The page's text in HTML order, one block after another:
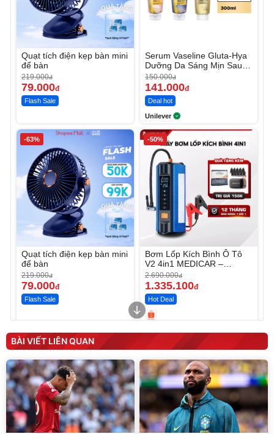
Quạt tích điện kẹp bàn mini
để bàn
219.000đ
79.000đ
Flash Sale
Serum Vaseline Gluta-Hya
Dưỡng Da Sáng Mịn Sau 7
Ngày
150.000đ
141.000đ
Deal hot
Unilever
-63%
Quạt tích điện kẹp bàn mini
để bàn
219.000đ
79.000đ
Flash Sale
-50%
Bơm Lốp Kích Bình Ô Tô
V2 4in1 MEDICAR –
12.000mAh
2.690.000đ
1.335.100đ
Hot Deal
Máy ép chậm trái cây
Elmich JEE 1855OL
3.000.000đ
2.143.650đ
Flash Sale
Máy rửa xe cầm tay xịt rửa
cao áp có tạo bọt tuyết
399.000đ
Đã bán nhiều
BÀI VIẾT LIÊN QUAN